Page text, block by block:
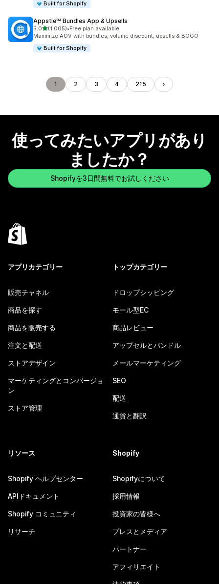
Built for Shopify
Appstle℠ Bundles App & Upsells
5.05つ星中
(1,005)
合計レビュー数：1005件
•Free plan available
Maximize AOV with bundles, volume discount, upsells & BOGO
Built for Shopify
1 2 3 4 215
使ってみたいアプリがあり
ましたか？
Shopifyを3日間無料でお試しください
アプリカテゴリー
販売チャネル
商品を探す
商品を販売する
注文と配送
ストアデザイン
マーケティングとコンバージョ
ン
ストア管理
トップカテゴリー
ドロップシッピング
モール型EC
商品レビュー
アップセルとバンドル
メールマーケティング
SEO
配送
通貨と翻訳
リソース
Shopify ヘルプセンター
APIドキュメント
Shopify コミュニティ
リサーチ
Shopify
Shopifyについて
採用情報
投資家の皆様へ
プレスとメディア
パートナー
アフィリエイト